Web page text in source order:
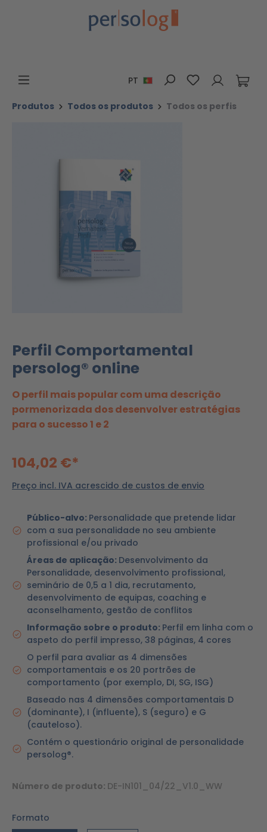
Ir para o conteúdo principal
PT Tem 0 itens
Produtos Todos os produtos
Todos os perfis
Perfil Comportamental
persolog® online
O perfil mais popular com uma descrição
pormenorizada dos desenvolver estratégias
para o sucesso 1 e 2
104,02 €*
Preço incl. IVA acrescido de custos de envio
Público-alvo: Personalidade que pretende lidar
com a sua personalidade no seu ambiente
profissional e/ou privado
Áreas de aplicação: Desenvolvimento da
Personalidade, desenvolvimento profissional,
seminário de 0,5 a 1 dia, recrutamento,
desenvolvimento de equipas, coaching e
aconselhamento, gestão de conflitos
Informação sobre o produto: Perfil em linha com o
aspeto do perfil impresso, 38 páginas, 4 cores
O perfil para avaliar as 4 dimensões
comportamentais e os 20 portrões de
comportamento (por exemplo, DI, SG, ISG)
Baseado nas 4 dimensões comportamentais D
(dominante), I (influente), S (seguro) e G
(cauteloso).
Contém o questionário original de personalidade
persolog®.
Número de produto: DE-IN101_04/22_V1.0_WW
Formato